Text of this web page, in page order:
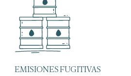
EMISIONES FUGITIVAS